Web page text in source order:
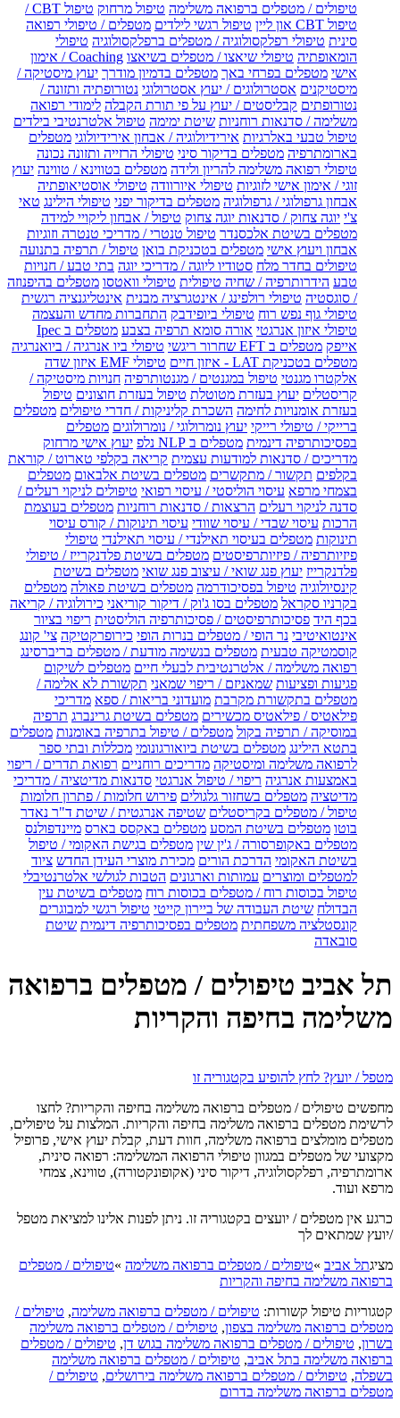
טיפולים / מטפלים ברפואה משלימה טיפול מרחוק
טיפול CBT /
טיפול CBT און ליין
טיפול רגשי לילדים מטפלים / טיפולי רפואה
סינית טיפולי רפלקסולוגיה / מטפלים ברפלקסולוגיה טיפולי
הומאופתיה טיפולי שיאצו / מטפלים בשיאצו
Coaching / אימון
אישי מטפלים בפרחי באך מטפלים בדמיון מודרך יעוץ מיסטיקה /
מיסטיקנים אסטרולוגים / יעוץ אסטרולוגי נטורופתיה ותזונה /
נטורופתים קבליסטים / יעוץ על פי תורת הקבלה לימודי רפואה
משלימה / סדנאות רוחניות שיטת ימימה טיפול אלטרנטיבי בילדים
טיפול טבעי באלרגיות אירידיולוגיה / אבחון אירידיולוגי מטפלים
בארומתרפיה מטפלים בדיקור סיני טיפולי הרזייה ותזונה נכונה
טיפולי רפואה משלימה להריון ולידה מטפלים בטווינא / טווינה יעוץ
זוגי / אימון אישי לזוגיות טיפולי איורוודה טיפולי אוסטיאופתיה
אבחון גרפולוגי / גרפולוגיה מטפלים בדיקור יפני טיפולי הילינג טאי
צ'י יוגה צחוק / סדנאות יוגה צחוק טיפול / אבחון ליקויי למידה
מטפלים בשיטת אלכסנדר טיפול טנטרי / מדריכי טנטרה וזוגיות
אבחון ויעוץ אישי מטפלים בטכניקת בואן טיפול / תרפיה בתנועה
טיפולים בחדר מלח סטודיו ליוגה / מדריכי יוגה בתי טבע / חנויות
טבע הידרותרפיה / שחיה טיפולית טיפולי וואטסו מטפלים בהיפנוזה
/ סוגסטיה טיפולי רולפינג / אינטגרציה מבנית אינטליגנציה רגשית
טיפולי גוף נפש רוח טיפולי ביופידבק התחברות מחדש והעצמה
טיפולי איזון אנרגטי אורה סומא תרפיה בצבע
מטפלים ב Ipec
אייפק מטפלים ב EFT שחרור ריגשי
טיפולי ביו אנרגיה / ביואנרגיה
מטפלים בטכניקת LAT - איזון חיים
טיפולי EMF איזון שדה
אלקטרו מגנטי טיפול במגנטים / מגנטותרפיה חנויות מיסטיקה /
קריסטלים יעוץ בעזרת מטוטלת טיפול בעזרת חוצונים טיפול
בעזרת אומנויות לחימה השכרת קליניקות / חדרי טיפולים מטפלים
ברייקי / טיפולי רייקי יעוץ נומרולוגי / נומרולוגים מטפלים
בפסיכותרפיה דינמית מטפלים ב NLP נלפ
יעוץ אישי מרחוק
מדריכים / סדנאות למודעות עצמית קריאה בקלפי טארוט / קוראת
בקלפים תקשור / מתקשרים מטפלים בשיטת אלבאום מטפלים
בצמחי מרפא עיסוי הוליסטי / עיסוי רפואי טיפולים לניקוי רעלים /
סדנה לניקוי רעלים הרצאות / סדנאות רוחניות מטפלים בעוצמת
הרכות עיסוי שבדי / עיסוי שוודי עיסוי תינוקות / קורס עיסוי
תינוקות מטפלים בעיסוי תאילנדי / עיסוי תאילנדי טיפולי
פיזיותרפיה / פיזיותרפיסטים מטפלים בשיטת פלדנקרייז / טיפולי
פלדנקרייז יעוץ פנג שואי / עיצוב פנג שואי מטפלים בשיטת
קינסיולוגיה טיפול בפסיכודרמה מטפלים בשיטת פאולה מטפלים
בקרניו סקראל מטפלים בסו ג'וק / דיקור קוריאני כירולוגיה / קריאה
בכף היד פסיכותרפיסטים / פסיכותרפיה הוליסטית ריפוי בציור
אינטואיטיבי נר הופי / מטפלים בנרות הופי כירופרקטיקה צי' קונג
קוסמטיקה טבעית מטפלים בנשימה מודעת / מטפלים בריברסינג
רפואה משלימה / אלטרנטיבית לבעלי חיים מטפלים לשיקום
פגיעות ופציעות שמאניזם / ריפוי שמאני תקשורת לא אלימה /
מטפלים בתקשורת מקרבת מועדוני בריאות / ספא מדריכי
פילאטיס / פילאטיס מכשירים מטפלים בשיטת גרינברג תרפיה
במוסיקה / תרפיה בקול מטפלים / טיפול בתרפיה באומנות מטפלים
בתטא הילינג מטפלים בשיטת ביואורגונומי מכללות ובתי ספר
לרפואה משלימה ומיסטיקה מדריכים רוחניים רפואת תדרים / ריפוי
באמצעות אנרגיה ריפוי / טיפול אנרגטי סדנאות מדיטציה / מדריכי
מדיטציה מטפלים בשחזור גלגולים פירוש חלומות / פתרון חלומות
טיפול / מטפלים בקריסטלים שטיפה אנרגטית / שיטת ד"ר נאדר
בוטו מטפלים בשיטת המסע מטפלים באקסס בארס מיינדפולנס
מטפלים באקופרסורה / ג'ין שין מטפלים בגישת האקומי / טיפול
בשיטת האקומי הדרכת הורים מכירת מוצרי העידן החדש ציוד
למטפלים ומוצרים עמותות וארגונים הטבות לגולשי אלטרנטיבלי
טיפול בכוסות רוח / מטפלים בכוסות רוח מטפלים בשיטת עין
הבדולח שיטת העבודה של ביירון קייטי טיפול רגשי למבוגרים
קונסטלציה משפחתית מטפלים בפסיכותרפיה דינמית שיטת
סובאדה
תל אביב טיפולים / מטפלים ברפואה
משלימה בחיפה והקריות
מטפל / יועץ? לחץ להופיע בקטגוריה זו
מחפשים טיפולים / מטפלים ברפואה משלימה בחיפה והקריות? לחצו
לרשימת מטפלים ברפואה משלימה בחיפה והקריות. המלצות על טיפולים,
מטפלים מומלצים ברפואה משלימה, חוות דעת, קבלת יעוץ אישי, פרופיל
מקצועי של מטפלים במגוון טיפולי הרפואה המשלימה: רפואה סינית,
ארומתרפיה, רפלקסולוגיה, דיקור סיני (אקופונקטורה), טווינא, צמחי
מרפא ועוד.
כרגע אין מטפלים / יועצים בקטגוריה זו. ניתן לפנות אלינו למציאת מטפל
/יועץ שמתאים לך
מציגתל אביב »טיפולים / מטפלים ברפואה משלימה »טיפולים / מטפלים
ברפואה משלימה בחיפה והקריות
קטגוריות טיפול קשורות: טיפולים / מטפלים ברפואה משלימה, טיפולים /
מטפלים ברפואה משלימה בצפון, טיפולים / מטפלים ברפואה משלימה
בשרון, טיפולים / מטפלים ברפואה משלימה בגוש דן, טיפולים / מטפלים
ברפואה משלימה בתל אביב, טיפולים / מטפלים ברפואה משלימה
בשפלה, טיפולים / מטפלים ברפואה משלימה בירושלים, טיפולים /
מטפלים ברפואה משלימה בדרום